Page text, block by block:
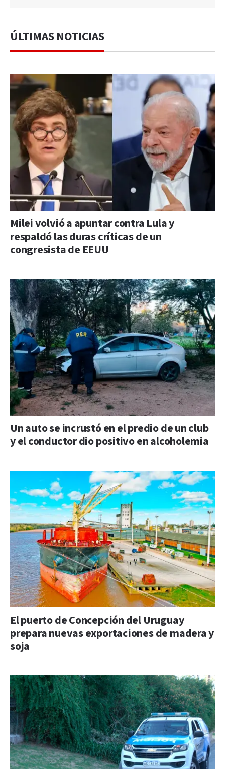
ÚLTIMAS NOTICIAS
Milei volvió a apuntar contra Lula y
respaldó las duras críticas de un
congresista de EEUU
Un auto se incrustó en el predio de un club
y el conductor dio positivo en alcoholemia
El puerto de Concepción del Uruguay
prepara nuevas exportaciones de madera y
soja